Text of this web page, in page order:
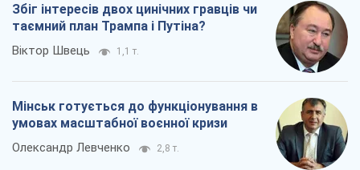
Збіг інтересів двох цинічних гравців чи
таємний план Трампа і Путіна?
Віктор Швець 1,1 т.
Мінськ готується до функціонування в
умовах масштабної воєнної кризи
Олександр Левченко 2,8 т.